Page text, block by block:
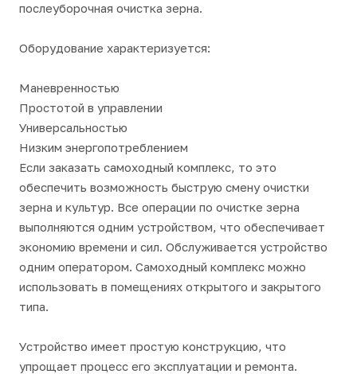
послеуборочная очистка зерна.
Оборудование характеризуется:
Маневренностью
Простотой в управлении
Универсальностью
Низким энергопотреблением
Если заказать самоходный комплекс, то это
обеспечить возможность быструю смену очистки
зерна и культур. Все операции по очистке зерна
выполняются одним устройством, что обеспечивает
экономию времени и сил. Обслуживается устройство
одним оператором. Самоходный комплекс можно
использовать в помещениях открытого и закрытого
типа.
Устройство имеет простую конструкцию, что
упрощает процесс его эксплуатации и ремонта.